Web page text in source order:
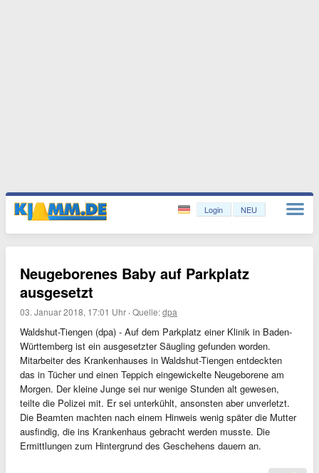
Login NEU
Neugeborenes Baby auf Parkplatz
ausgesetzt
03. Januar 2018, 17:01 Uhr ·Quelle:dpa
Waldshut-Tiengen (dpa) - Auf dem Parkplatz einer Klinik in Baden-
Württemberg ist ein ausgesetzter Säugling gefunden worden.
Mitarbeiter des Krankenhauses in Waldshut-Tiengen entdeckten
das in Tücher und einen Teppich eingewickelte Neugeborene am
Morgen. Der kleine Junge sei nur wenige Stunden alt gewesen,
teilte die Polizei mit. Er sei unterkühlt, ansonsten aber unverletzt.
Die Beamten machten nach einem Hinweis wenig später die Mutter
ausfindig, die ins Krankenhaus gebracht werden musste. Die
Ermittlungen zum Hintergrund des Geschehens dauern an.